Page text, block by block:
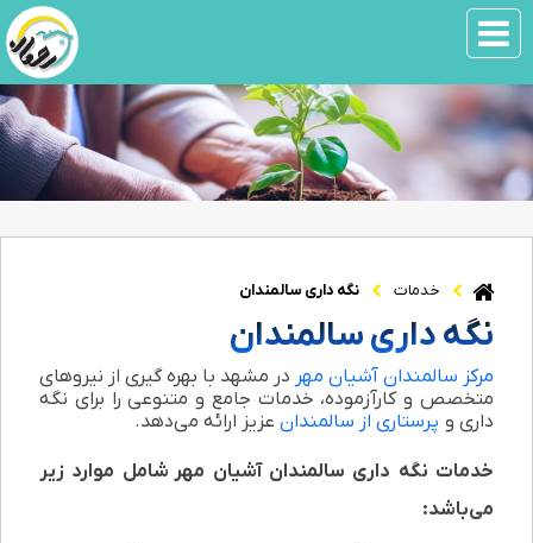
خدمات نگه داری سالمندان
نگه داری سالمندان
مرکز سالمندان آشیان مهر در مشهد با بهره‌ گیری از نیروهای
متخصص و کارآزموده، خدمات جامع و متنوعی را برای نگه‌
داری و پرستاری از سالمندان عزیز ارائه می‌دهد.
خدمات نگه داری سالمندان آشیان مهر شامل موارد زیر
می‌باشد: